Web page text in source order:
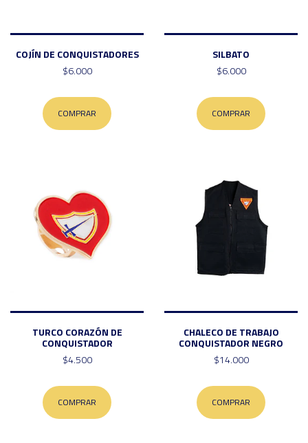
COJÍN DE CONQUISTADORES
$6.000
COMPRAR
SILBATO
$6.000
COMPRAR
TURCO CORAZÓN DE
CONQUISTADOR
$4.500
COMPRAR
CHALECO DE TRABAJO
CONQUISTADOR NEGRO
$14.000
COMPRAR